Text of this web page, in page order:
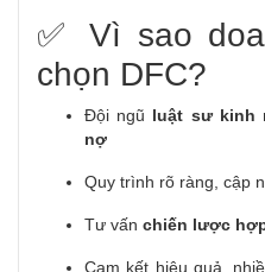
✅ Vì sao
chọn DFC?
Đội ngũ luật sư kinh
nợ
Quy trình rõ ràng, cập
Tư vấn chiến lược
Cam kết hiệu quả,